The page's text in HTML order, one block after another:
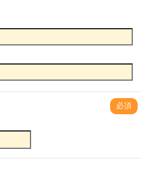
必須